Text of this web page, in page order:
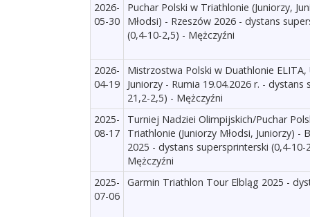
2026-
05-30
Puchar Polski w Triathlonie (Juniorzy,
Młodsi) - Rzeszów 2026 - dystans
(0,4-10-2,5) - Mężczyźni
2026-
04-19
Mistrzostwa Polski w Duathlonie ELITA,
Juniorzy - Rumia 19.04.2026 r. - dystans
21,2-2,5) - Mężczyźni
2025-
08-17
Turniej Nadziei Olimpijskich/Puchar
Triathlonie (Juniorzy Młodsi, Juniorzy) -
2025 - dystans supersprinterski (0,4-10-
Mężczyźni
2025-
07-06
Garmin Triathlon Tour Elbląg 2025 -